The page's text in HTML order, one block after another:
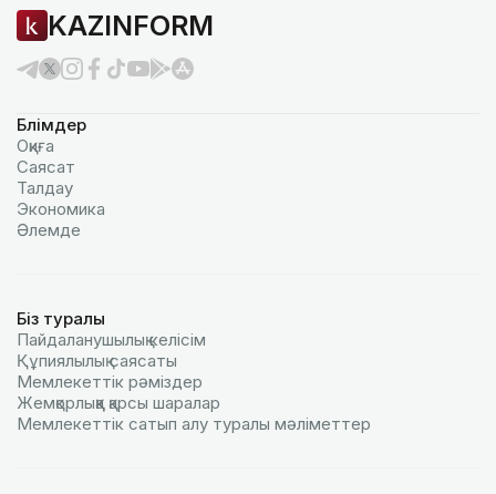
KAZINFORM
Бөлімдер
Оқиға
Саясат
Талдау
Экономика
Әлемде
Біз туралы
Пайдаланушылық келiciм
Құпиялылық саясаты
Мемлекеттік рәміздер
Жемқорлыққа қарсы шаралар
Мемлекеттік сатып алу туралы мәлiметтер